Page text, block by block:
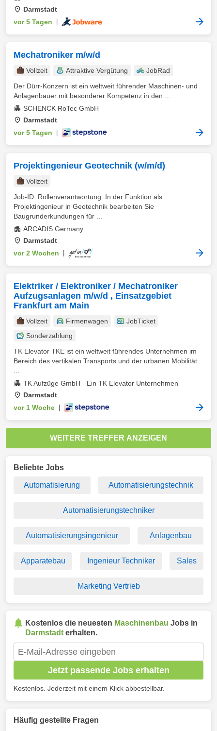
Darmstadt
vor 5 Tagen
Mechatroniker m/w/d
Vollzeit Attraktive Vergütung
JobRad
Der Dürr-Konzern ist ein weltweit führender Maschinen- und
Anlagenbauer mit besonderer Kompetenz in den ...
SCHENCK RoTec GmbH
Darmstadt
vor 5 Tagen
Projektingenieur Geotechnik (w/m/d)
Vollzeit
Job-ID: Rollenverantwortung: In der Funktion als
Projektingenieur in Geotechnik bearbeiten Sie
Baugrunderkundungen für ...
ARCADIS Germany
Darmstadt
vor 2 Wochen
Elektriker / Elektroniker / Mechatroniker
Aufzugsanlagen m/w/d , Einsatzgebiet
Frankfurt am Main
Vollzeit Firmenwagen
JobTicket
Sonderzahlung
TK Elevator TKE ist ein weltweit führendes Unternehmen im
Bereich des vertikalen Transports und der urbanen Mobilität.
TK Aufzüge GmbH - Ein TK Elevator Unternehmen
Darmstadt
vor 1 Woche
WEITERE TREFFER ANZEIGEN
Beliebte Jobs
Automatisierung Automatisierungstechnik
Automatisierungstechniker
Automatisierungsingenieur Anlagenbau
Apparatebau Ingenieur Techniker Sales
Marketing Vertrieb
Kostenlos die neuesten Maschinenbau Jobs in
Darmstadt erhalten.
Jetzt passende Jobs erhalten
Kostenlos. Jederzeit mit einem Klick abbestellbar.
Häufig gestellte Fragen